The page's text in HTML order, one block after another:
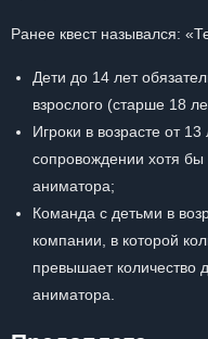
Ранее квест назывался:
Дети до 14 лет
взрослого (старше 18
Игроки в возрасте от
сопровождении хотя бы
аниматора;
Команда с детьми в
компании, в которой
превышает количество
аниматора.